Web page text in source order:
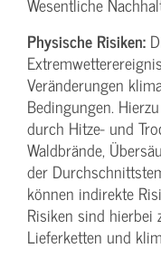
Physische Risiken:
Veränderungen
Bedingungen.
durch Hitze- und
Waldbrände,
der
können indirekte
Risiken sind hierbei
Lieferketten und